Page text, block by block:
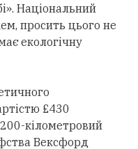
Національний
просить цього не
екологічну
£430
кілометровий
Вексфорд